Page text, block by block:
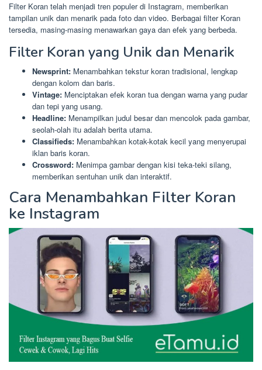
Filter Koran telah menjadi tren populer di Instagram, memberikan
tampilan unik dan menarik pada foto dan video. Berbagai filter Koran
tersedia, masing-masing menawarkan gaya dan efek yang berbeda.
Filter Koran yang Unik dan Menarik
Newsprint: Menambahkan tekstur koran tradisional, lengkap
dengan kolom dan baris.
Vintage: Menciptakan efek koran tua dengan warna yang pudar
dan tepi yang usang.
Headline: Menampilkan judul besar dan mencolok pada gambar,
seolah-olah itu adalah berita utama.
Classifieds: Menambahkan kotak-kotak kecil yang menyerupai
iklan baris koran.
Crossword: Menimpa gambar dengan kisi teka-teki silang,
memberikan sentuhan unik dan interaktif.
Cara Menambahkan Filter Koran
ke Instagram